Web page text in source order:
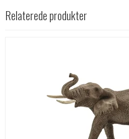
Relaterede produkter